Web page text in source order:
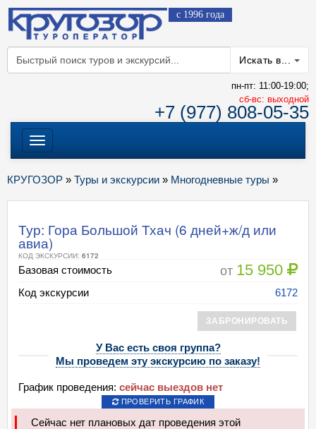
с 1996 года
Искать в...
пн-пт: 11:00-19:00;
cб-вс: выходной
+7 (977) 808-05-35
Меню
КРУГОЗОР » Туры и экскурсии » Многодневные туры »
Тур: Гора Большой Тхач (6 дней+ж/д или
авиа)
КОД ЭКСКУРСИИ: 6172
Базовая стоимость от 15 950
Код экскурсии 6172
ЗАБРОНИРОВАТЬ
У Вас есть своя группа?
Мы проведем эту экскурсию по заказу!
График проведения: сейчас выездов нет
ПРОВЕРИТЬ ГРАФИК
Сейчас нет плановых дат проведения этой